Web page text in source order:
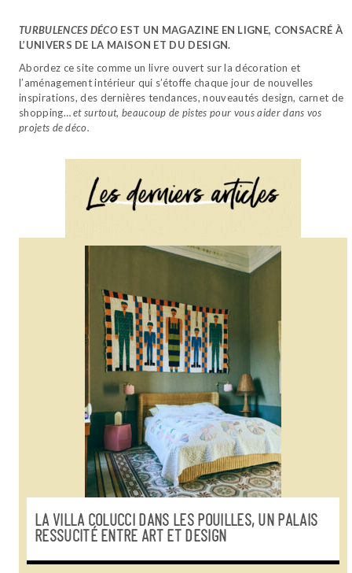
TURBULENCES DÉCO EST UN MAGAZINE EN LIGNE, CONSACRÉ À
L’UNIVERS DE LA MAISON ET DU DESIGN.
Abordez ce site comme un livre ouvert sur la décoration et
l’aménagement intérieur qui s’étoffe chaque jour de nouvelles
inspirations, des dernières tendances, nouveautés design, carnet de
shopping…et surtout, beaucoup de pistes pour vous aider dans vos
projets de déco.
LA VILLA COLUCCI DANS LES POUILLES, UN PALAIS
RESSUCITÉ ENTRE ART ET DESIGN